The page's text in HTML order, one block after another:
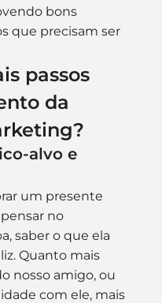
bons
que precisam ser
passos
da
alvo e
um presente
no
saber o que ela
Quanto mais
nosso amigo, ou
com ele, mais